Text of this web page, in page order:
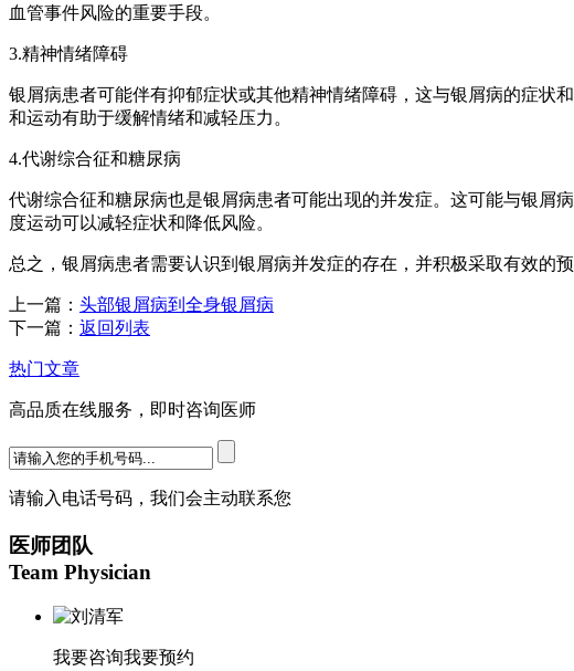
血管事件风险的重要手段。
3.精神情绪障碍
银屑病患者可能伴有抑郁症状或其他精神情绪障碍，这与银屑病的症状
和运动有助于缓解情绪和减轻压力。
4.代谢综合征和糖尿病
代谢综合征和糖尿病也是银屑病患者可能出现的并发症。这可能与银屑
度运动可以减轻症状和降低风险。
总之，银屑病患者需要认识到银屑病并发症的存在，并积极采取有效的
上一篇： 头部银屑病到全身银屑病
下一篇： 返回列表
热门文章
高品质在线服务，即时咨询医师
请输入电话号码，我们会主动联系您
医师团队
Team Physician
我要咨询我要预约